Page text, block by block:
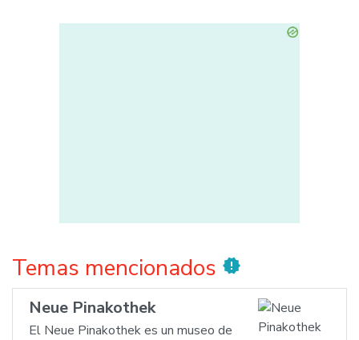
Temas mencionados new_releases
Neue Pinakothek
El Neue Pinakothek es un museo de